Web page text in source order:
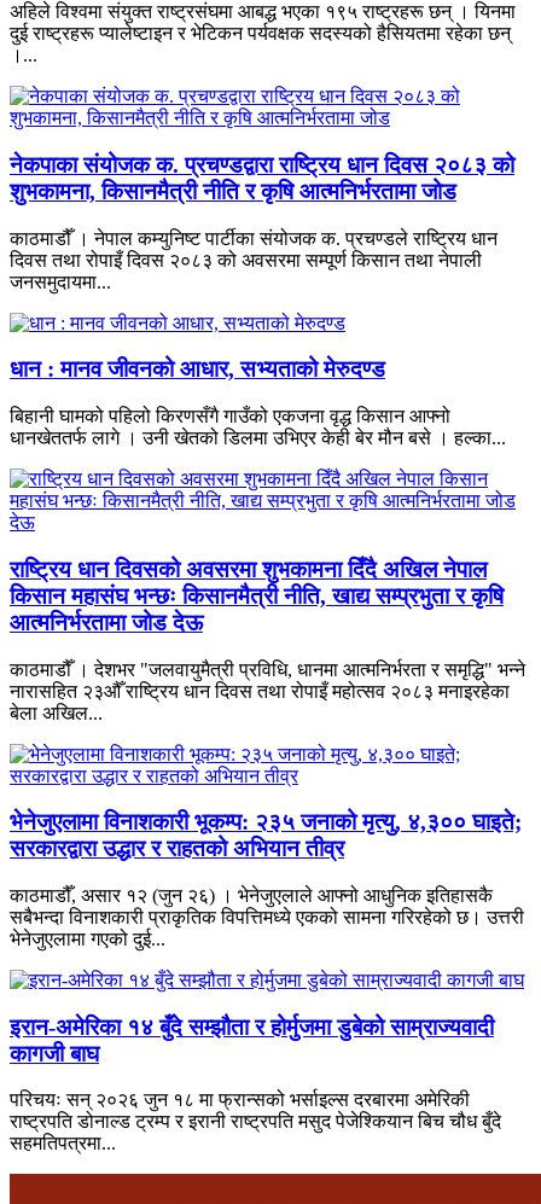
अहिले विश्वमा संयुक्त राष्ट्रसंघमा आबद्ध भएका १९५ राष्ट्रहरू छन् । यिनमा
दुई राष्ट्रहरू प्यालेष्टाइन र भेटिकन पर्यवक्षक सदस्यको हैसियतमा रहेका छन्
।...
नेकपाका संयोजक क. प्रचण्डद्वारा राष्ट्रिय धान दिवस २०८३ को
शुभकामना, किसानमैत्री नीति र कृषि आत्मनिर्भरतामा जोड
काठमाडौँ । नेपाल कम्युनिष्ट पार्टीका संयोजक क. प्रचण्डले राष्ट्रिय धान
दिवस तथा रोपाइँ दिवस २०८३ को अवसरमा सम्पूर्ण किसान तथा नेपाली
जनसमुदायमा...
धान : मानव जीवनको आधार, सभ्यताको मेरुदण्ड
बिहानी घामको पहिलो किरणसँगै गाउँको एकजना वृद्ध किसान आफ्नो
धानखेततर्फ लागे । उनी खेतको डिलमा उभिएर केही बेर मौन बसे । हल्का...
राष्ट्रिय धान दिवसको अवसरमा शुभकामना दिँदै अखिल नेपाल
किसान महासंघ भन्छः किसानमैत्री नीति, खाद्य सम्प्रभुता र कृषि
आत्मनिर्भरतामा जोड देऊ
काठमाडौँ । देशभर "जलवायुमैत्री प्रविधि, धानमा आत्मनिर्भरता र समृद्धि" भन्ने
नारासहित २३औँ राष्ट्रिय धान दिवस तथा रोपाइँ महोत्सव २०८३ मनाइरहेका
बेला अखिल...
भेनेजुएलामा विनाशकारी भूकम्प: २३५ जनाको मृत्यु, ४,३०० घाइते;
सरकारद्वारा उद्धार र राहतको अभियान तीव्र
काठमाडौँ, असार १२ (जुन २६) । भेनेजुएलाले आफ्नो आधुनिक इतिहासकै
सबैभन्दा विनाशकारी प्राकृतिक विपत्तिमध्ये एकको सामना गरिरहेको छ। उत्तरी
भेनेजुएलामा गएको दुई...
इरान-अमेरिका १४ बुँदे सम्झौता र होर्मुजमा डुबेको साम्राज्यवादी
कागजी बाघ
परिचयः सन् २०२६ जुन १८ मा फ्रान्सको भर्साइल्स दरबारमा अमेरिकी
राष्ट्रपति डोनाल्ड ट्रम्प र इरानी राष्ट्रपति मसुद पेजेश्कियान बिच चौध बुँदे
सहमतिपत्रमा...